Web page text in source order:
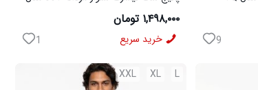
9
W15 کفش ورزشی مردانه مدل pavlo
۱,۴۹۸,۰۰۰ تومان
خرید سریع 1
L
XL
XXL